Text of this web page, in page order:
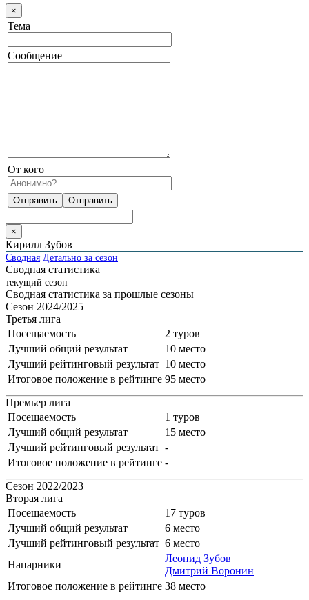
×
Тема
Сообщение
От кого
×
Кирилл Зубов
Сводная Детально за сезон
Сводная статистика
текущий сезон
Сводная статистика за прошлые сезоны
Сезон 2024/2025
Третья лига
Посещаемость
2 туров
Лучший общий результат
10 место
Лучший рейтинговый результат 10 место
Итоговое положение в рейтинге 95 место
Премьер лига
Посещаемость
1 туров
Лучший общий результат
15 место
Лучший рейтинговый результат -
Итоговое положение в рейтинге -
Сезон 2022/2023
Вторая лига
Посещаемость
17 туров
Лучший общий результат
6 место
Лучший рейтинговый результат 6 место
Напарники
Леонид Зубов
Дмитрий Воронин
Итоговое положение в рейтинге 38 место